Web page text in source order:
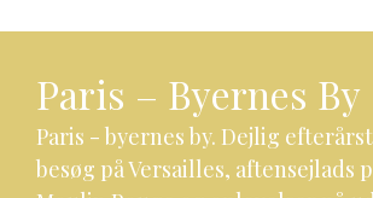
Paris – Byernes By
Paris - byernes by. Dejlig
besøg på Versailles, aftensejlads